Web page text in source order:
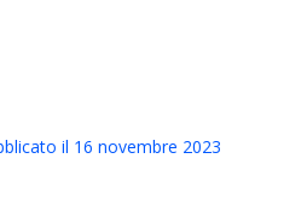
il 16 novembre 2023